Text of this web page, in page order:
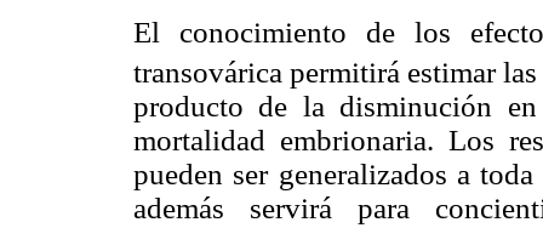
El conocimiento de los
transovárica permitirá estimar
producto de la disminución
mortalidad embrionaria. Los
pueden ser generalizados a
además servirá para